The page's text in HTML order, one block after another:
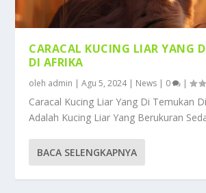
CARACAL KUCING LIAR YANG
DI AFRIKA
oleh admin |Agu 5, 2024| News | 0 |
Caracal Kucing Liar Yang Di Temukan
Adalah Kucing Liar Yang Berukuran
BACA SELENGKAPNYA